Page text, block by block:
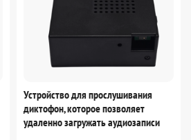
Устройство для прослушивания
диктофон, которое позволяет
удаленно загружать аудиозаписи